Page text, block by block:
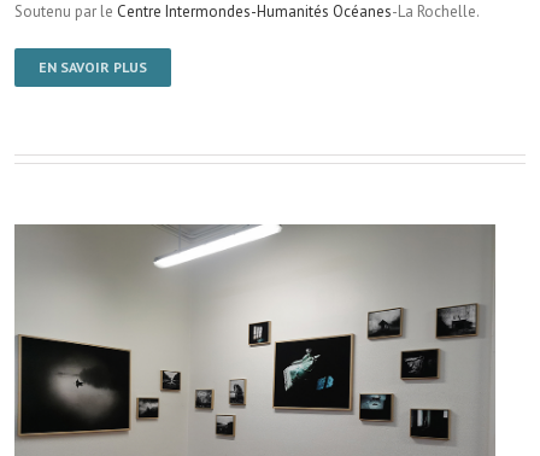
Soutenu par le Centre Intermondes-Humanités Océanes-La Rochelle.
EN SAVOIR PLUS